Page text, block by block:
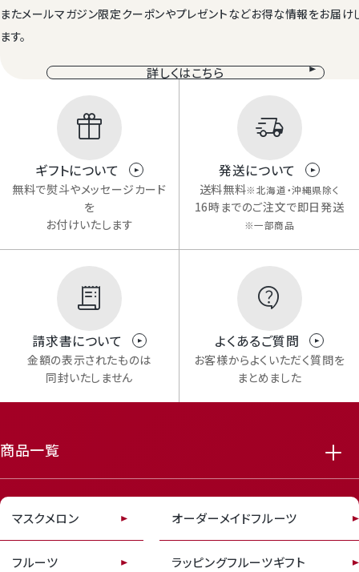
Mail Magazine
メルマガ登録
Review
レビューキャンペーンのご案内
またメールマガジン限定クーポンやプレゼントなどお得な情報をお届け
ます。
詳しくはこちら
ギフトについて
無料で熨斗やメッセージカード
を
お付けいたします
delivery_truck_speed
発送について
送料無料※北海道・沖縄県除く
16時までのご注文で即日発送
※一部商品
請求書について
金額の表示されたものは
同封いたしません
よくあるご質問
お客様からよくいただく質問を
まとめました
商品一覧
マスクメロン
フルーツ
オーダーメイドフルーツ
ラッピングフルーツギフト